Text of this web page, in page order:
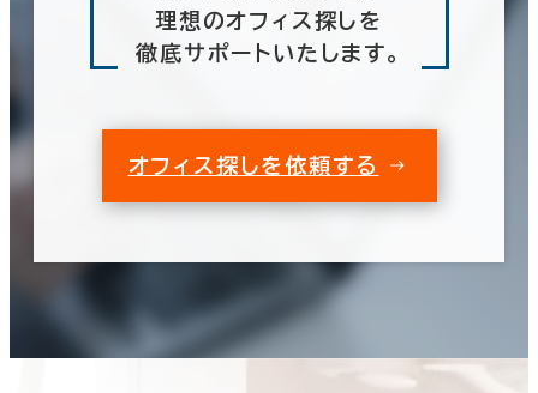
理想のオフィス探しを
徹底サポートいたします。
オフィス探しを依頼する